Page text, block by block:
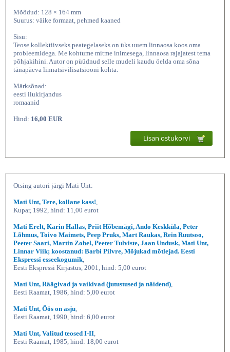
Sügisball Stseenid linnaelust, Mati
Mõõdud: 128 × 164 mm
Suurus: väike formaat, pehmed kaaned
Sisu:
Teose kollektiivseks peategelaseks on üks uuem linnaosa koos oma
probleemidega. Me kohtume mitme inimesega, linnaosa rajajatest tema
põhjakihini. Autor on püüdnud selle mudeli kaudu öelda oma sõna
tänapäeva linnatsivilisatsiooni kohta.
Märksõnad:
eesti ilukirjandus
romaanid
Hind: 16,00 EUR
Lisan ostukorvi
Otsing autori järgi Mati Unt:
Mati Unt, Tere, kollane kass!
Kupar, 1992, hind: 11,00 eurot
Mati Erelt, Karin Hallas, Priit Hõbemägi, Ando Keskküla, Peter
Lõhmus, Toivo Maimets, Peep Pruks, Mart Raukas, Rein Ruutsoo,
Peeter Saari, Martin Zobel, Peeter Tulviste, Jaan Undusk, Mati Unt,
Linnar Viik; koostanud: Barbi Pilvre, Mõjukad mõtlejad. Eesti
Ekspressi esseekogumik
Eesti Ekspressi Kirjastus, 2001, hind: 5,00 eurot
Mati Unt, Räägivad ja vaikivad (jutustused ja näidend)
Eesti Raamat, 1986, hind: 5,00 eurot
Mati Unt, Öös on asju
Eesti Raamat, 1990, hind: 6,00 eurot
Mati Unt, Valitud teosed I-II
Eesti Raamat, 1985, hind: 18,00 eurot